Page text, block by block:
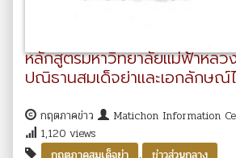
หลักสูตรมหาวิทยาลัยแม่ฟ้าหล
ปณิธานสมเด็จย่าและเอกลักษณ์
กฤตภาคข่าว Matichon Information
1,120 views